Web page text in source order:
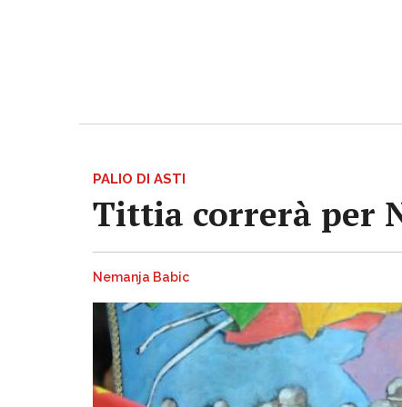
PALIO DI ASTI
Tittia correrà per
Nemanja Babic